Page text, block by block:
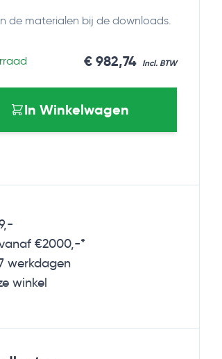
de materialen bij de downloads.
As low as
€ 982,74
In Winkelwagen
€2000,-*
werkdagen
winkel